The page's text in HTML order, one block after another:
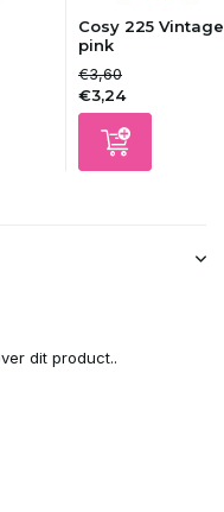
Cosy 225 Vintage
pink
€3,60
€3,24
dit product..